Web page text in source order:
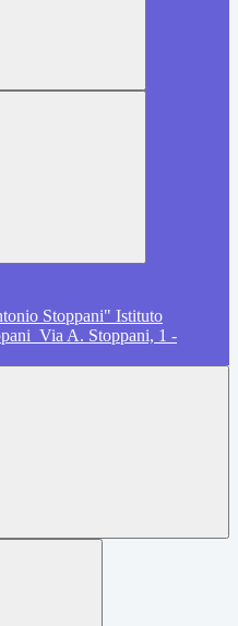
Istituto
Via A. Stoppani, 1 -